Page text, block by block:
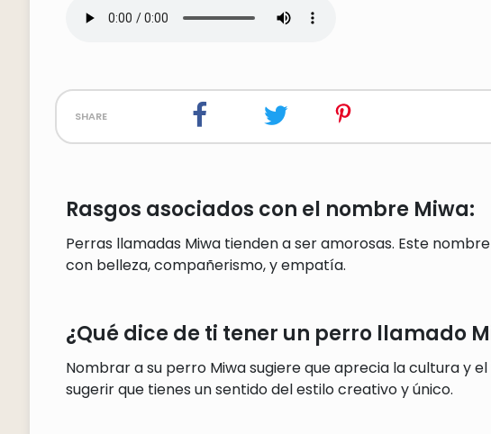
share
Rasgos asociados con el nombre Miwa:
Perras llamadas Miwa tienden a ser amorosas. Este
con belleza, compañerismo, y empatía.
¿Qué dice de ti tener un perro llamado
Nombrar a su perro Miwa sugiere que aprecia la cultura y
sugerir que tienes un sentido del estilo creativo y único.